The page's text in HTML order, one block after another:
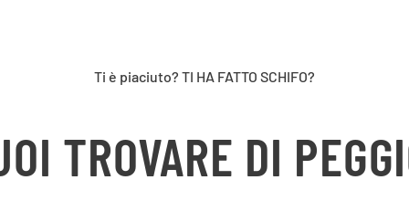
Ti è piaciuto? TI HA FATTO SCHIFO?
TROVARE DI